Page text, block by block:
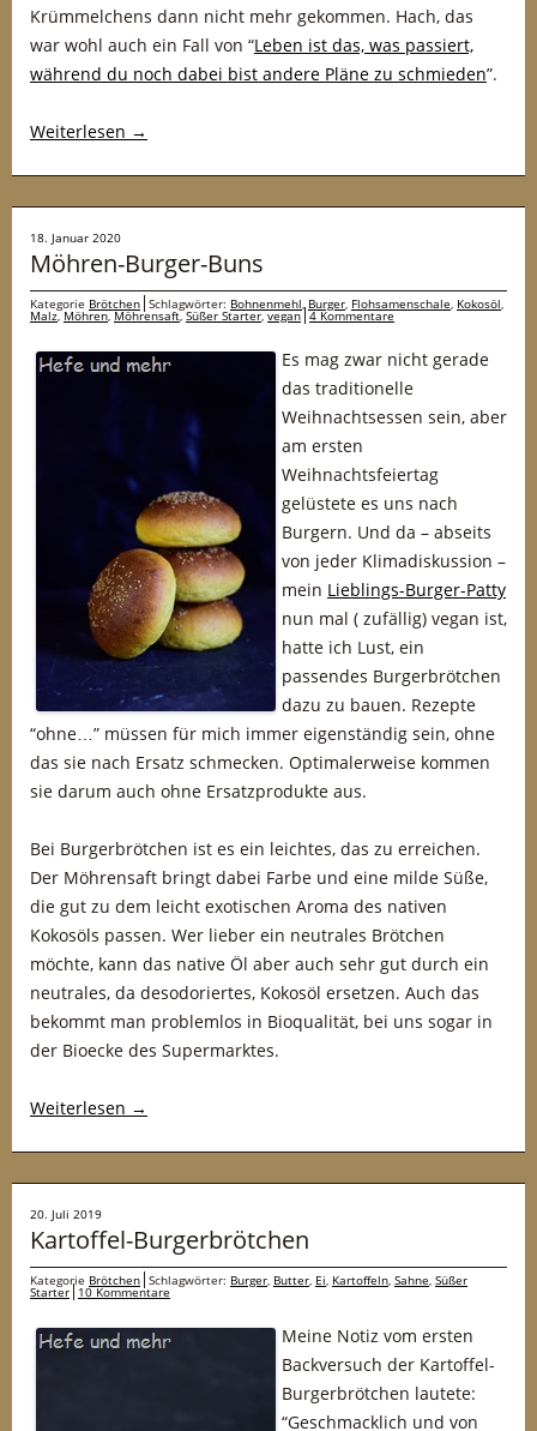
Krümmelchens dann nicht mehr gekommen. Hach, das
war wohl auch ein Fall von “Leben ist das, was passiert,
während du noch dabei bist andere Pläne zu schmieden”.
Weiterlesen →
18. Januar 2020
Möhren-Burger-Buns
Kategorie Brötchen Schlagwörter: Bohnenmehl, Burger, Flohsamenschale, Kokosöl,
Malz,Möhren,Möhrensaft,Süßer Starter,vegan 4 Kommentare
Es mag zwar nicht gerade
das traditionelle
Weihnachtsessen sein, aber
am ersten
Weihnachtsfeiertag
gelüstete es uns nach
Burgern. Und da – abseits
von jeder Klimadiskussion –
mein Lieblings-Burger-Patty
nun mal ( zufällig) vegan ist,
hatte ich Lust, ein
passendes Burgerbrötchen
dazu zu bauen. Rezepte
“ohne…” müssen für mich immer eigenständig sein, ohne
das sie nach Ersatz schmecken. Optimalerweise kommen
sie darum auch ohne Ersatzprodukte aus.
Bei Burgerbrötchen ist es ein leichtes, das zu erreichen.
Der Möhrensaft bringt dabei Farbe und eine milde Süße,
die gut zu dem leicht exotischen Aroma des nativen
Kokosöls passen. Wer lieber ein neutrales Brötchen
möchte, kann das native Öl aber auch sehr gut durch ein
neutrales, da desodoriertes, Kokosöl ersetzen. Auch das
bekommt man problemlos in Bioqualität, bei uns sogar in
der Bioecke des Supermarktes.
Weiterlesen →
20. Juli 2019
Kartoffel-Burgerbrötchen
Kategorie Brötchen Schlagwörter: Burger, Butter, Ei, Kartoffeln, Sahne, Süßer
Starter 10 Kommentare
Meine Notiz vom ersten
Backversuch der Kartoffel-
Burgerbrötchen lautete:
“Geschmacklich und von